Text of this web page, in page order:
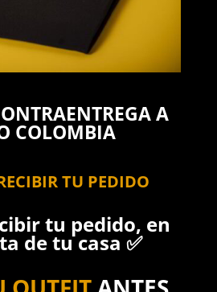
A
COLOMBIA
TU PEDIDO
tu pedido, en
de tu casa ✅